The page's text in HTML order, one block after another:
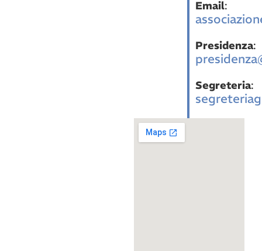
Email:
Presidenza:
Segreteria: